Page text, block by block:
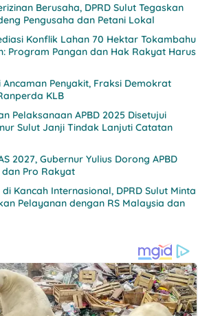
Berusaha, DPRD Sulut Tegaskan
Pengusaha dan Petani Lokal
Konflik Lahan 70 Hektar Tokambahu
Program Pangan dan Hak Rakyat Harus
Ancaman Penyakit, Fraksi Demokrat
Ranperda KLB
Pelaksanaan APBD 2025 Disetujui
Sulut Janji Tindak Lanjuti Catatan
2027, Gubernur Yulius Dorong APBD
Pro Rakyat
Kancah Internasional, DPRD Sulut Minta
Pelayanan dengan RS Malaysia dan